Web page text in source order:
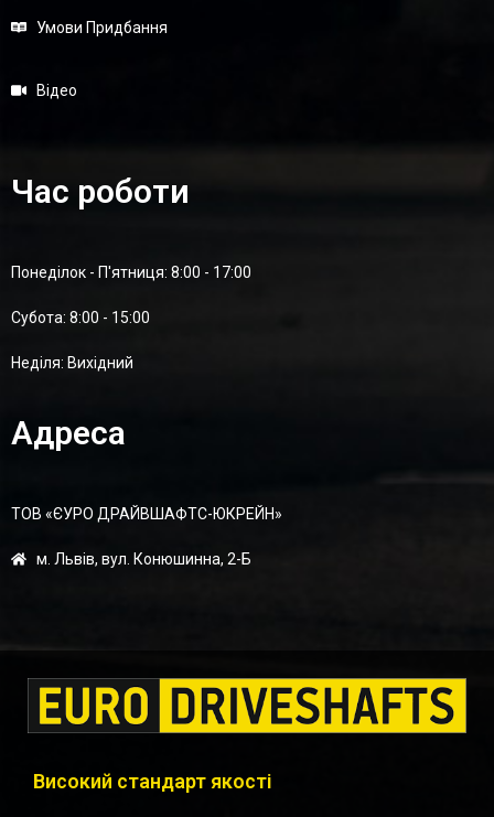
Умови Придбання
Відео
Час роботи
Понеділок - П'ятниця: 8:00 - 17:00
Суботa: 8:00 - 15:00
Неділя: Вихідний
Адреса
ТОВ «ЄУРО ДРАЙВШАФТC-ЮКРЕЙН»
м. Львів, вул. Конюшинна, 2-Б
Високий стандарт якості